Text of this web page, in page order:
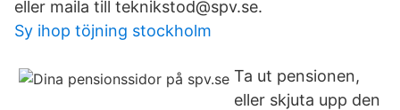
eller maila till teknikstod@spv.se.
Sy ihop töjning stockholm
Ta ut pensionen,
eller skjuta upp den